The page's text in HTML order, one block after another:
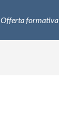
Offerta formativa